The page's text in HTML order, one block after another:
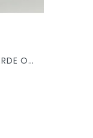
PLASTILINA BACO BARRA VERDE OBSCURO 62 X/100